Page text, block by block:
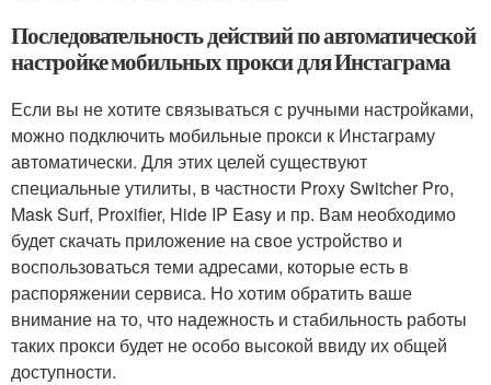
Последовательность действий по автоматической
настройке мобильных прокси для Инстаграма
Если вы не хотите связываться с ручными настройками,
можно подключить мобильные прокси к Инстаграму
автоматически. Для этих целей существуют
специальные утилиты, в частности Proxy Switcher Pro,
Mask Surf, Proxifier, Hide IP Easy и пр. Вам необходимо
будет скачать приложение на свое устройство и
воспользоваться теми адресами, которые есть в
распоряжении сервиса. Но хотим обратить ваше
внимание на то, что надежность и стабильность работы
таких прокси будет не особо высокой ввиду их общей
доступности.